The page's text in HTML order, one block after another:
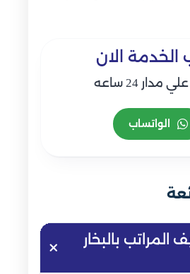
الخدمة الان
24 ساعه
الواتساب
بالبخار